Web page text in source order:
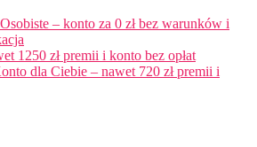
– konto za 0 zł bez warunków i
1250 zł premii i konto bez opłat
dla Ciebie – nawet 720 zł premii i